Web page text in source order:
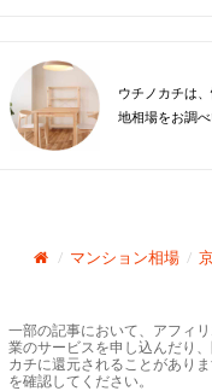
ウチノカチは
地相場をお調
マンション相場
一部の記事において、アフィ
業のサービスを申し込んだり
カチに還元されることがあり
を確認してください。